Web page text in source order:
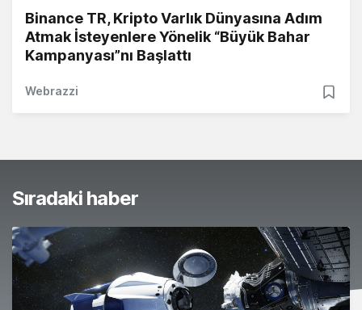
Binance TR, Kripto Varlık Dünyasına Adım
Atmak İsteyenlere Yönelik “Büyük Bahar
Kampanyası”nı Başlattı
Webrazzi
Sıradaki haber